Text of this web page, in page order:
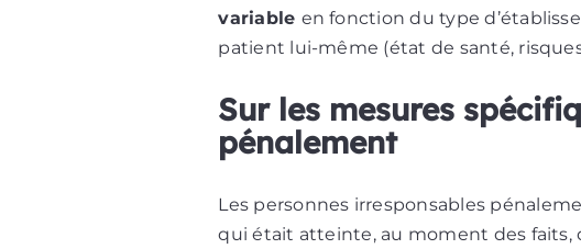
variable en fonction du type
patient lui-même (état de santé,
Sur les mesures
pénalement
Les personnes irresponsables
qui était atteinte, au moment des faits,